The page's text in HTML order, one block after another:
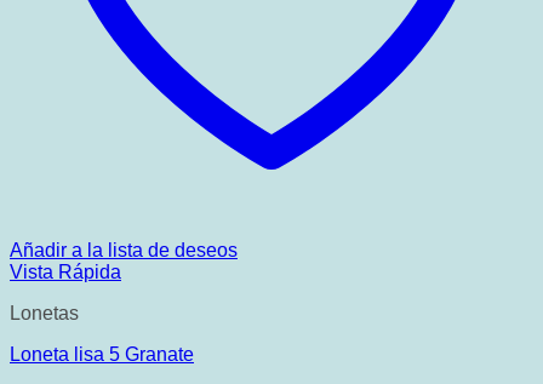
Añadir a la lista de deseos
Vista Rápida
Lonetas
Loneta lisa 5 Granate